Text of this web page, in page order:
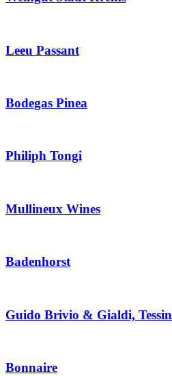
Leeu Passant
Bodegas Pinea
Philiph Tongi
Mullineux Wines
Badenhorst
Guido Brivio & Gialdi, Tessin
Bonnaire